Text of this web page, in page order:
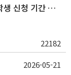
2026학년도 2학기 국가근로장학사업 1차 학생 신청 기간 안내
22182
2026-05-21